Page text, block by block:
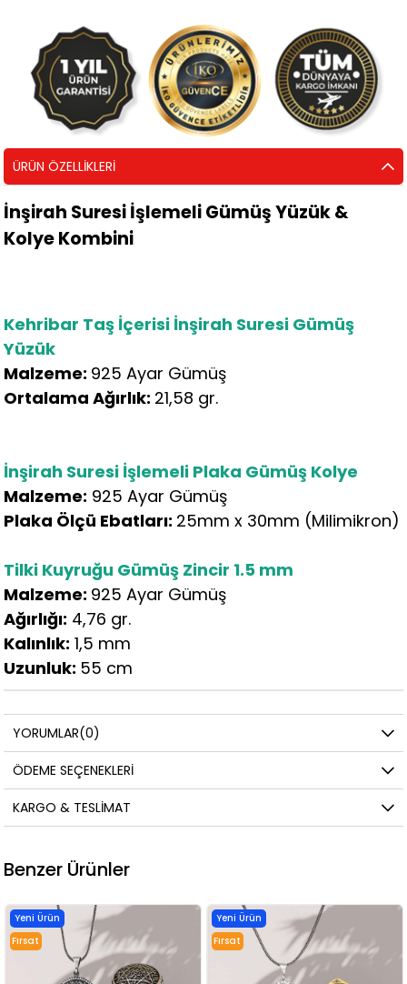
ÜRÜN ÖZELLIKLERI
İnşirah Suresi İşlemeli Gümüş Yüzük &
Kolye Kombini
Kehribar Taş İçerisi İnşirah Suresi Gümüş
Yüzük
Malzeme: 925 Ayar Gümüş
Ortalama Ağırlık: 21,58 gr.
İnşirah Suresi İşlemeli Plaka Gümüş Kolye
Malzeme: 925 Ayar Gümüş
Plaka Ölçü Ebatları: 25mm x 30mm (Milimikron)
Tilki Kuyruğu Gümüş Zincir 1.5 mm
Malzeme: 925 Ayar Gümüş
Ağırlığı: 4,76 gr.
Kalınlık: 1,5 mm
Uzunluk: 55 cm
YORUMLAR(0)
ÖDEME SEÇENEKLERI
KARGO & TESLIMAT
Benzer Ürünler
Yeni Ürün
Fırsat
Ürünü
Yeni Ürün
Fırsat
Ürünü